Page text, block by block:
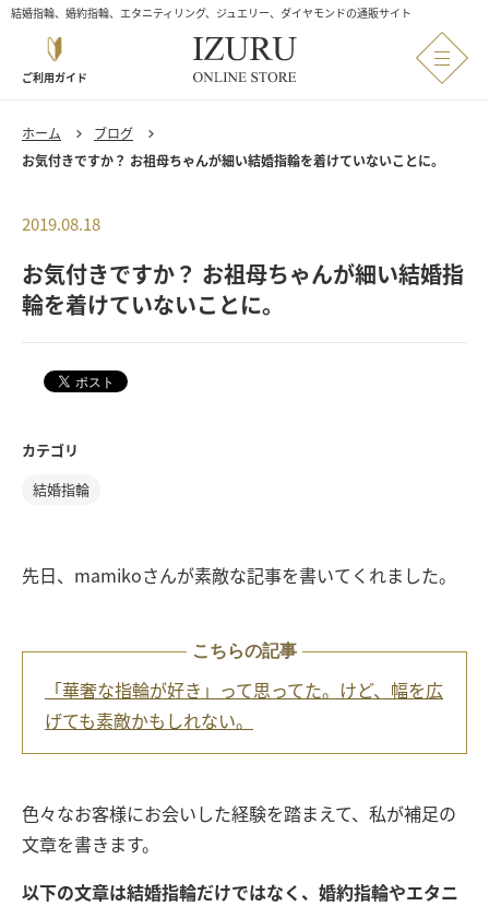
結婚指輪、婚約指輪、エタニティリング、ジュエリー、ダイヤモンドの通販サイト
ご利用ガイド
ホーム
ブログ
お気付きですか？ お祖母ちゃんが細い結婚指輪を着けていないことに。
2019.08.18
お気付きですか？ お祖母ちゃんが細い結婚指
輪を着けていないことに。
カテゴリ
結婚指輪
先日、mamikoさんが素敵な記事を書いてくれました。
こちらの記事
「華奢な指輪が好き」って思ってた。けど、幅を広
げても素敵かもしれない。
色々なお客様にお会いした経験を踏まえて、私が補足の
文章を書きます。
以下の文章は結婚指輪だけではなく、婚約指輪やエタニ